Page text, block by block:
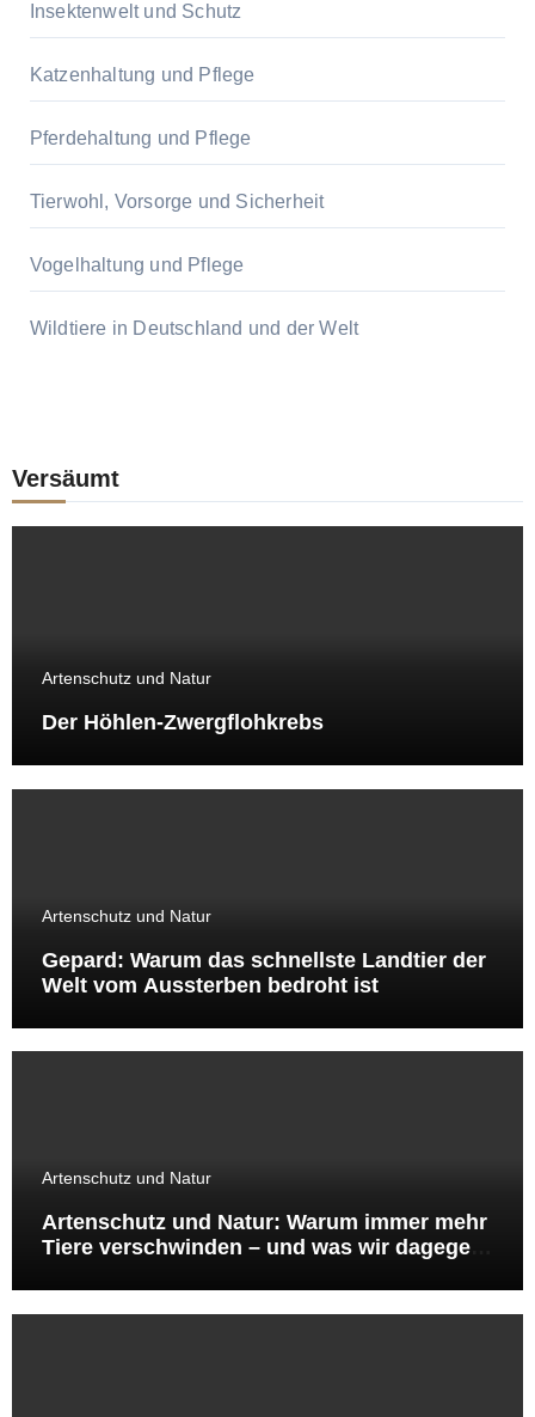
Insektenwelt und Schutz
Katzenhaltung und Pflege
Pferdehaltung und Pflege
Tierwohl, Vorsorge und Sicherheit
Vogelhaltung und Pflege
Wildtiere in Deutschland und der Welt
Versäumt
Artenschutz und Natur
Der Höhlen-Zwergflohkrebs
Artenschutz und Natur
Gepard: Warum das schnellste Landtier der
Welt vom Aussterben bedroht ist
Artenschutz und Natur
Artenschutz und Natur: Warum immer mehr
Tiere verschwinden – und was wir dagegen